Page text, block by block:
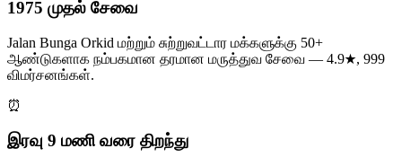
1975 முதல் சேவை
Jalan Bunga Orkid மற்றும் சுற்றுவட்டார மக்களுக்கு 50+
ஆண்டுகளாக நம்பகமான தரமான மருத்துவ சேவை — 4.9★, 999
விமர்சனங்கள்.
⏰
இரவு 9 மணி வரை திறந்து